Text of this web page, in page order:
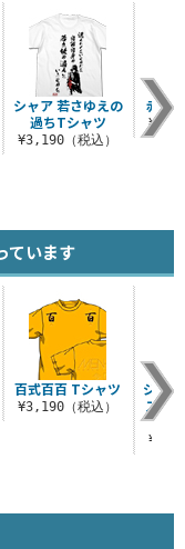
シャア 若さゆえの
過ちTシャツ
¥3,190（税込）
赤い
ています
百式百百 Tシャツ
¥3,190（税込）
ジオ
ステ
ッ